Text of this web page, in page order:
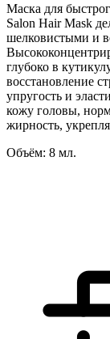
Маска для
Salon Hair Mask
шелковистыми и
глубоко в
восстановление
упругость и
кожу головы,
жирность,
Объём: 8 мл.